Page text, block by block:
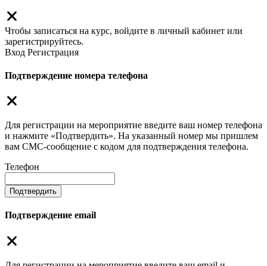
Чтобы записаться на курс, войдите в личный кабинет или
зарегистрируйтесь.
Вход Регистрация
Подтверждение номера телефона
Для регистрации на мероприятие введите ваш номер телефона
и нажмите «Подтвердить». На указанный номер мы пришлем
вам СМС-сообщение с кодом для подтверждения телефона.
Телефон
Подтвердить
Подтверждение email